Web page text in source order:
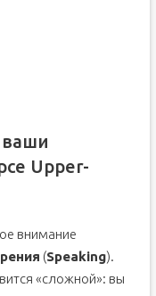
ваши
Upper-
внимание
(Speaking).
«сложной»: вы